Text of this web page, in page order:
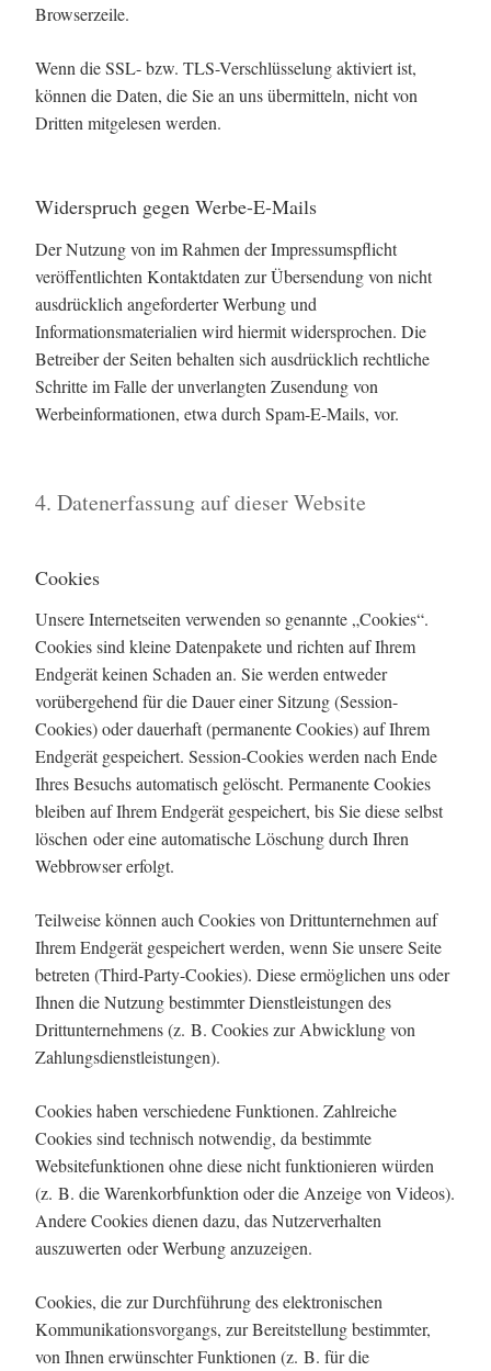
Browserzeile.
Wenn die SSL- bzw. TLS-Verschlüsselung aktiviert ist,
können die Daten, die Sie an uns übermitteln, nicht von
Dritten mitgelesen werden.
Widerspruch gegen Werbe-E-Mails
Der Nutzung von im Rahmen der Impressumspflicht
veröffentlichten Kontaktdaten zur Übersendung von nicht
ausdrücklich angeforderter Werbung und
Informationsmaterialien wird hiermit widersprochen. Die
Betreiber der Seiten behalten sich ausdrücklich rechtliche
Schritte im Falle der unverlangten Zusendung von
Werbeinformationen, etwa durch Spam-E-Mails, vor.
4. Datenerfassung auf dieser Website
Cookies
Unsere Internetseiten verwenden so genannte „Cookies“.
Cookies sind kleine Datenpakete und richten auf Ihrem
Endgerät keinen Schaden an. Sie werden entweder
vorübergehend für die Dauer einer Sitzung (Session-
Cookies) oder dauerhaft (permanente Cookies) auf Ihrem
Endgerät gespeichert. Session-Cookies werden nach Ende
Ihres Besuchs automatisch gelöscht. Permanente Cookies
bleiben auf Ihrem Endgerät gespeichert, bis Sie diese selbst
löschen oder eine automatische Löschung durch Ihren
Webbrowser erfolgt.
Teilweise können auch Cookies von Drittunternehmen auf
Ihrem Endgerät gespeichert werden, wenn Sie unsere Seite
betreten (Third-Party-Cookies). Diese ermöglichen uns oder
Ihnen die Nutzung bestimmter Dienstleistungen des
Drittunternehmens (z. B. Cookies zur Abwicklung von
Zahlungsdienstleistungen).
Cookies haben verschiedene Funktionen. Zahlreiche
Cookies sind technisch notwendig, da bestimmte
Websitefunktionen ohne diese nicht funktionieren würden
(z. B. die Warenkorbfunktion oder die Anzeige von Videos).
Andere Cookies dienen dazu, das Nutzerverhalten
auszuwerten oder Werbung anzuzeigen.
Cookies, die zur Durchführung des elektronischen
Kommunikationsvorgangs, zur Bereitstellung bestimmter,
von Ihnen erwünschter Funktionen (z. B. für die